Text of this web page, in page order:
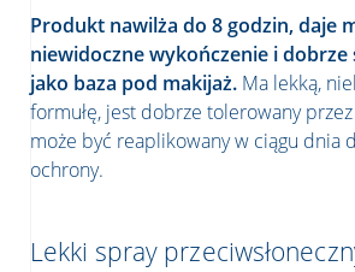
Produkt nawilża do 8 godzin, daje
niewidoczne wykończenie i dobrze
jako baza pod makijaż. Ma lekką,
formułę, jest dobrze tolerowany
może być reaplikowany w ciągu dnia
ochrony.
Lekki spray